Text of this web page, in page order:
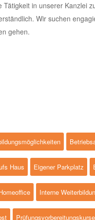
in unserer Kanzlei
Wir suchen
gehen.
Haus Eigener Parkplatz
Interne
Prüfungsvorbereitungskurse